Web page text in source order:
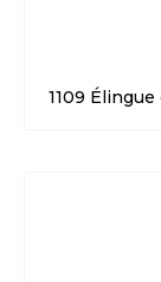
1109